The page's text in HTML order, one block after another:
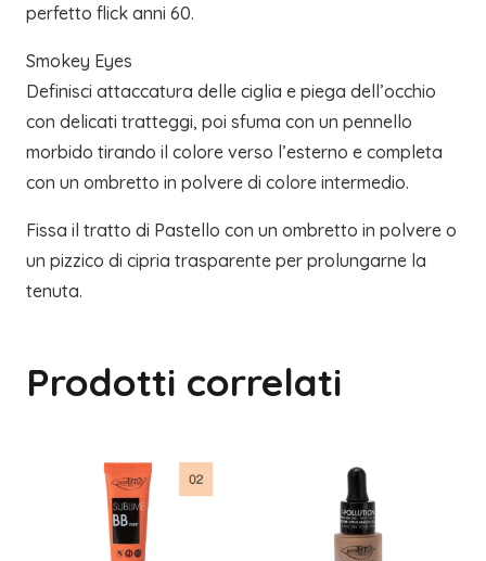
perfetto flick anni 60.
Smokey Eyes
Definisci attaccatura delle ciglia e piega dell’occhio
con delicati tratteggi, poi sfuma con un pennello
morbido tirando il colore verso l’esterno e completa
con un ombretto in polvere di colore intermedio.
Fissa il tratto di Pastello con un ombretto in polvere o
un pizzico di cipria trasparente per prolungarne la
tenuta.
Prodotti correlati